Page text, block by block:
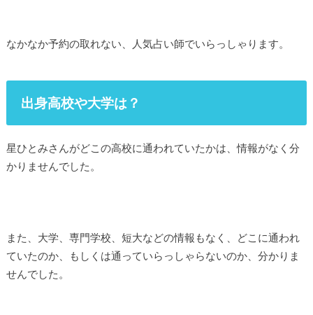
なかなか予約の取れない、人気占い師でいらっしゃります。
出身高校や大学は？
星ひとみさんがどこの高校に通われていたかは、情報がなく分
かりませんでした。
また、大学、専門学校、短大などの情報もなく、どこに通われ
ていたのか、もしくは通っていらっしゃらないのか、分かりま
せんでした。